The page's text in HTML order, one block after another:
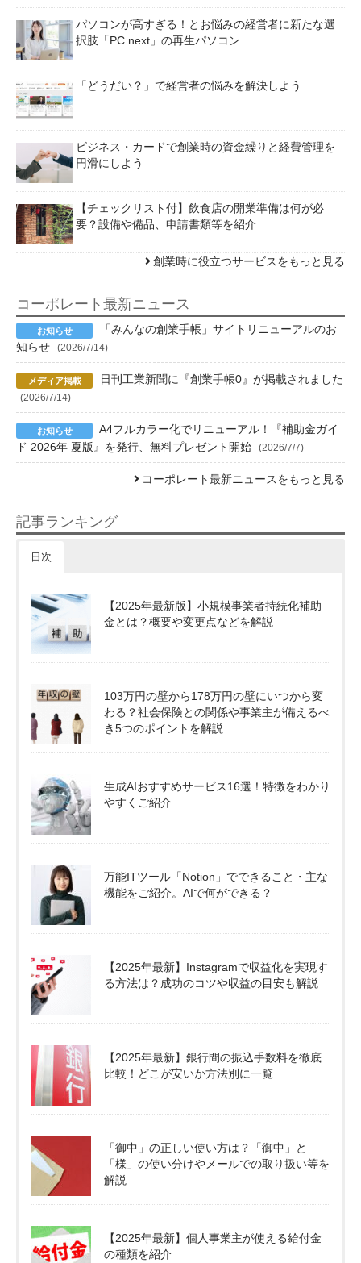
パソコンが高すぎる！とお悩みの経営者に新たな選
択肢「PC next」の再生パソコン
「どうだい？」で経営者の悩みを解決しよう
ビジネス・カードで創業時の資金繰りと経費管理を
円滑にしよう
【チェックリスト付】飲食店の開業準備は何が必
要？設備や備品、申請書類等を紹介
創業時に役立つサービスをもっと見る
コーポレート最新ニュース
「みんなの創業手帳」サイトリニューアルのお
知らせ
(2026/7/14)
日刊工業新聞に『創業手帳0』が掲載されました
(2026/7/14)
A4フルカラー化でリニューアル！『補助金ガイ
ド 2026年 夏版』を発行、無料プレゼント開始
(2026/7/7)
コーポレート最新ニュースをもっと見る
記事ランキング
日次
【2025年最新版】小規模事業者持続化補助
金とは？概要や変更点などを解説
103万円の壁から178万円の壁にいつから変
わる？社会保険との関係や事業主が備えるべ
き5つのポイントを解説
生成AIおすすめサービス16選！特徴をわかり
やすくご紹介
万能ITツール「Notion」でできること・主な
機能をご紹介。AIで何ができる？
【2025年最新】Instagramで収益化を実現す
る方法は？成功のコツや収益の目安も解説
【2025年最新】銀行間の振込手数料を徹底
比較！どこが安いか方法別に一覧
「御中」の正しい使い方は？「御中」と
「様」の使い分けやメールでの取り扱い等を
解説
【2025年最新】個人事業主が使える給付金
の種類を紹介